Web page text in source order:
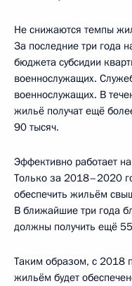
Не снижаются темпы
За последние три года
бюджета субсидии
военнослужащих.
военнослужащих. В
жильё получат ещё
90 тысяч.
Эффективно работает
Только за 2018–2020
обеспечить жильём
В ближайшие три года
должны получить ещё
Таким образом, с 2018
жильём будет